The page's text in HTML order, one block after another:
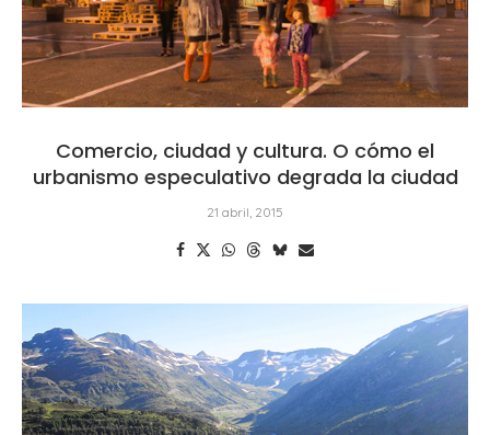
Comercio, ciudad y cultura. O cómo el
urbanismo especulativo degrada la ciudad
21 abril, 2015